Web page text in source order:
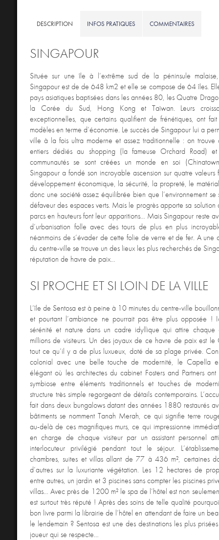
DESCRIPTION INFOS PRATIQUES COMMENTAIRES
SINGAPOUR
Située sur une île à l’extrême sud de la péninsule
Singapour est de de 648 km2 et elle se compose de 64 îles.
pays asiatiques baptisées dans les années 80, les Quatre
la Corée du Sud, Hong Kong et Taïwan. Leurs
exceptionnelles, que certains qualifient de frénétiques, ont
modèles en terme d’économie. Le succès de Singapour lui a
ville à la fois ultra moderne et assez traditionnelle : on trouve
entiers dédiés au shopping (la fameuse Orchard Road)
communautés se sont créées un monde en soi
Singapour a fondé son incroyable ascension sur quatre valeurs
développement économique, la sécurité, la propreté, le
donc une société assez équilibrée bien que l’environnement
défaveur des espaces verts. Mais le progrès apporte sa
parcs en hauteurs font leur apparitions… Mais Singapour reste
d’urbanisation folle avec des tours de plus en plus
néanmoins de s’évader de cette folie de verre et de fer. A une
du centre-ville se trouve un des lieux les plus recherchés de
réputation de havre de paix…
SI PROCHE ET SI LOIN DE LA VILLE
L’île de Sentosa est à peine à 10 minutes du centre-ville
et pourtant l’ambiance ne pourrait pas être plus opposée !
sérénité et nature dans un cadre idyllique qui attire
millions de visiteurs. Un des joyaux de ce havre de paix est le
tout ce qu’il y a de plus luxueux, doté de sa plage privée.
colonial avec une belle touche de modernité, le Capella
élégant où les architectes du cabinet Fosters and Partners
symbiose entre éléments traditionnels et touches de
structure très simple regorgeant de détails contemporains.
fait dans deux bungalows datant des années 1880 restaurés
bâtiments se nomment Tanah Merah, ce qui signifie terre
au-delà de ces magnifiques murs, ce qui impressionne
en charge de chaque visiteur par un assistant personnel
interlocuteur privilégié pendant tout le séjour.
chambres, suites et villas allant de 77 à 436 m², certaines
d’autres sur la luxuriante végétation. Les 12 hectares de
entre autres, un jardin et 3 piscines sans compter les piscines
villas… Avec près de 1200 m² le spa de l’hôtel est non
est surtout très réputé ! Après des soins de telle qualité
bon livre parmi la librairie de l’hôtel en attendant de faire un
le lendemain ? Sentosa est une des destinations les plus
joueur qui se respecte…